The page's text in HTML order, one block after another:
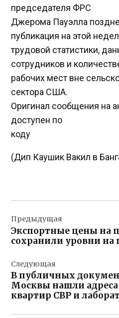
председателя ФРС
Джерома Пауэлла
публикация на этой
трудовой статистики,
сотрудников и
рабочих мест вне
сектора США.
Оригинал сообщения на
доступен по
коду
(Дип Каушик Вакил в
по
записям
Предыдущая
Экспортные цены на
сохранили уровни на
Следующая
В публичных
Москвы нашли
квартир СВР и